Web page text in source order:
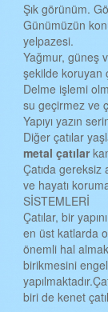
ERZİNCAN
ERZURUM
ESKİŞEHİR
GAZİANTEP
GİRESUN
GÜMÜŞHANE
HAKKARİ
HATAY
ISPARTA
MERSİN
iSTANBUL
Şık görünüm.
Günümüzün
yelpazesi.
Yağmur, güneş
şekilde koruyan
Delme işlemi
su geçirmez ve
Yapıyı yazın
Diğer çatılar
metal çatılar
Çatıda gereksiz
ve hayatı
SİSTEMLERİ
Çatılar, bir
en üst katlarda
önemli hal
birikmesini
biri de kenet